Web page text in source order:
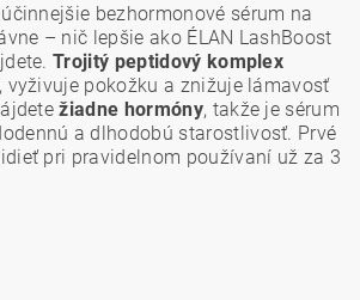
bezhormonové sérum na
– nič lepšie ako ÉLAN LashBoost
Trojitý peptidový komplex
vyživuje pokožku a znižuje lámavosť
žiadne hormóny, takže je sérum
a dlhodobú starostlivosť. Prvé
pri pravidelnom používaní už za 3